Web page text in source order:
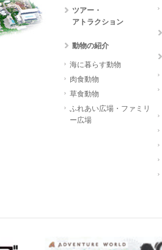
ツアー・
アトラクション
動物の紹介
海に暮らす動物
肉食動物
草食動物
ふれあい広場・ファミリ
ー広場